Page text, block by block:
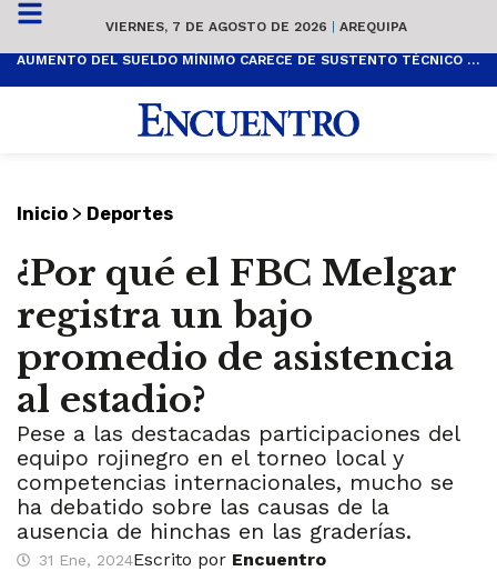
VIERNES, 7 DE AGOSTO DE 2026 | AREQUIPA
AUMENTO DEL SUELDO MÍNIMO CARECE DE SUSTENTO TÉCNICO Y ES POPULISTA
Inicio > Deportes
¿Por qué el FBC Melgar
registra un bajo
promedio de asistencia
al estadio?
Pese a las destacadas participaciones del
equipo rojinegro en el torneo local y
competencias internacionales, mucho se
ha debatido sobre las causas de la
ausencia de hinchas en las graderías.
31 Ene, 2024Escrito por Encuentro